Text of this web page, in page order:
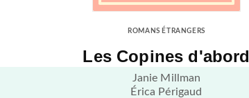
ROMANS ÉTRANGERS
Les Copines d'abord
Janie Millman
Érica Périgaud